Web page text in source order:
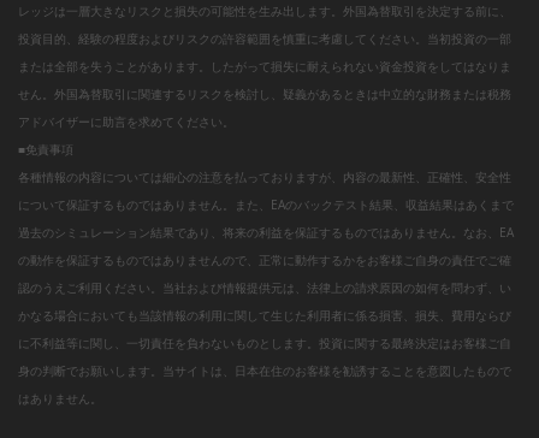
レッジは一層大きなリスクと損失の可能性を生み出します。外国為替取引を決定する前に、
投資目的、経験の程度およびリスクの許容範囲を慎重に考慮してください。当初投資の一部
または全部を失うことがあります。したがって損失に耐えられない資金投資をしてはなりま
せん。外国為替取引に関連するリスクを検討し、疑義があるときは中立的な財務または税務
アドバイザーに助言を求めてください。
■免責事項
各種情報の内容については細心の注意を払っておりますが、内容の最新性、正確性、安全性
について保証するものではありません。また、EAのバックテスト結果、収益結果はあくまで
過去のシミュレーション結果であり、将来の利益を保証するものではありません。なお、EA
の動作を保証するものではありませんので、正常に動作するかをお客様ご自身の責任でご確
認のうえご利用ください。当社および情報提供元は、法律上の請求原因の如何を問わず、い
かなる場合においても当該情報の利用に関して生じた利用者に係る損害、損失、費用ならび
に不利益等に関し、一切責任を負わないものとします。投資に関する最終決定はお客様ご自
身の判断でお願いします。当サイトは、日本在住のお客様を勧誘することを意図したもので
はありません。